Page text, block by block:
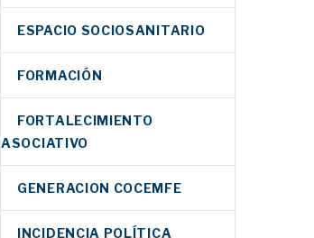
ESPACIO SOCIOSANITARIO
FORMACIÓN
FORTALECIMIENTO
ASOCIATIVO
GENERACION COCEMFE
INCIDENCIA POLÍTICA